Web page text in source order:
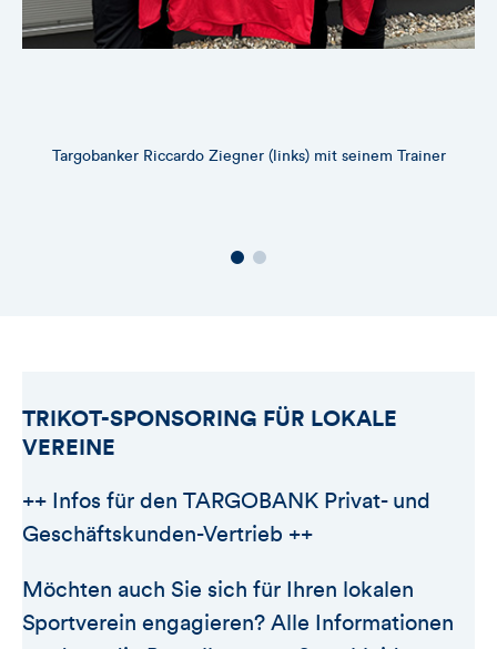
Targobanker Riccardo Ziegner (links) mit seinem Trainer
TRIKOT-SPONSORING FÜR LOKALE
VEREINE
++ Infos für den TARGOBANK Privat- und
Geschäftskunden-Vertrieb ++
Möchten auch Sie sich für Ihren lokalen
Sportverein engagieren? Alle Informationen